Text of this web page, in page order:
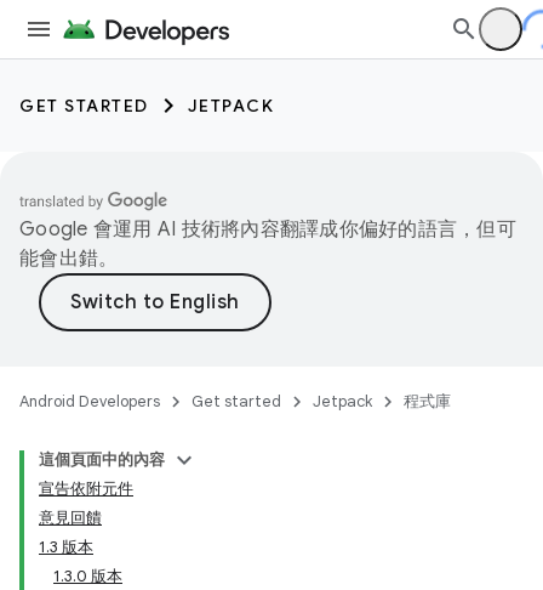
GET STARTED JETPACK
Google 會運用 AI 技術將內容翻譯成你偏好的語言，但可
能會出錯。
Android Developers Get started Jetpack 程式庫
這個頁面中的內容
宣告依附元件
意見回饋
1.3 版本
1.3.0 版本